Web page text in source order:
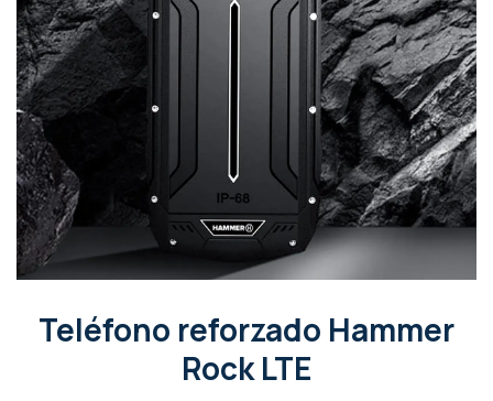
Teléfono reforzado Hammer
Rock LTE